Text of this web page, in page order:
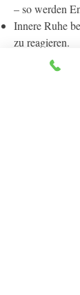
– so werden
Innere Ruhe
zu reagieren.
Situation